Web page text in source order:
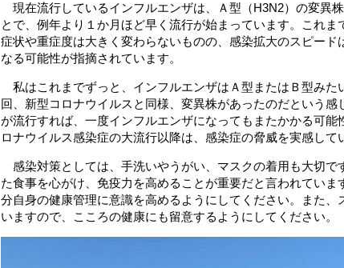
現在流行しているインフルエンザは、Ａ型（H3N2）の変異
とで、例年より１か月ほど早く流行が始まっています。これま
症状や重症度は大きく変わらないものの、感染拡大のスピード
なる可能性が指摘されています。
私はこれまでずっと、インフルエンザはＡ型またはＢ型みた
回、新型コロナウイルスと同様、変異株があったのだという
が流行すれば、一度インフルエンザになってもまたかかる可能
ロナウイルス感染症の大流行以降は、感染症の脅威を実感して
感染対策としては、手洗いやうがい、マスクの着用も大切で
た食事を心がけ、免疫力を高めることが重要だと言われてい
分自身の健康管理に意識を高めるようにしてください。また
いますので、こころの健康にも留意するようにしてください。